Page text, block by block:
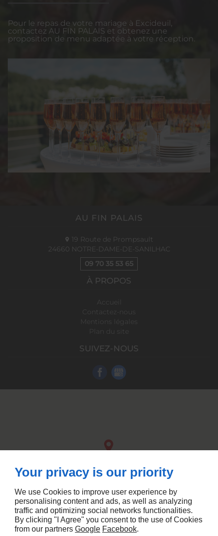
Pour le repas de votre mariage à Excideuil,
contactez AU FIN PALAIS et obtenez une
proposition de menu adaptée à votre réception.
AU FIN PALAIS
19 Route de Prompsault
24660 NOTRE-DAME-DE-SANILHAC
09 70 35 53 65
À PROPOS
Accueil
Contactez-nous
Mentions légales
Plan du site
SUIVEZ-NOUS
Your privacy is our priority
We use Cookies to improve user experience by
personalising content and ads, as well as analyzing
traffic and optimizing social networks functionalities.
By clicking "I Agree" you consent to the use of Cookies
from our partners Google Facebook.